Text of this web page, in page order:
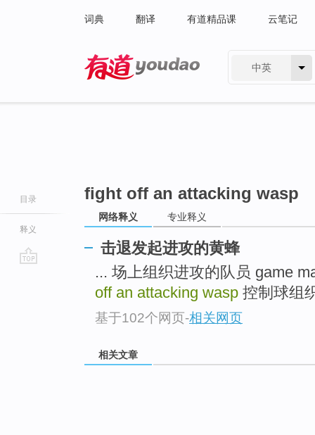
词典 翻译 有道精品课 云笔记
中英
目录
释义
fight off an attacking wasp
网络释义 专业释义
击退发起进攻的黄蜂
... 场上组织进攻的队员 game
off an attacking wasp 控制球组
基于102个网页-相关网页
相关文章